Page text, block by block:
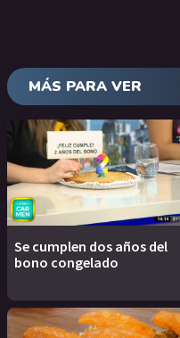
MÁS PARA VER
Se cumplen dos años del
bono congelado